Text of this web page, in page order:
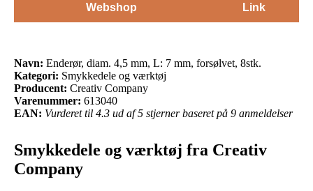
Webshop
Link
Navn: Enderør, diam. 4,5 mm, L: 7 mm, forsølvet, 8stk.
Kategori: Smykkedele og værktøj
Producent: Creativ Company
Varenummer: 613040
EAN: Vurderet til 4.3 ud af 5 stjerner baseret på 9 anmeldelser
Smykkedele og værktøj fra Creativ
Company